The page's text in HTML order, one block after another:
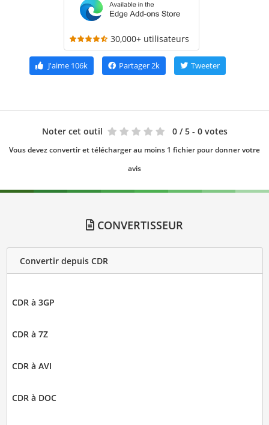
30,000+ utilisateurs
J'aime106k Partager2k Tweeter
Noter cet outil 0 / 5 - 0 votes
Vous devez convertir et télécharger au moins 1 fichier pour donner votre
avis
CONVERTISSEUR
Convertir depuis CDR
CDR à 3GP
CDR à 7Z
CDR à AVI
CDR à DOC